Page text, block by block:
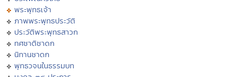
พระพุทธเจ้า
ภาพพระพุทธประวัติ
ประวัติพระพุทธสาวก
ทศชาติชาดก
นิทานชาดก
พุทธวจนในธรรมบท